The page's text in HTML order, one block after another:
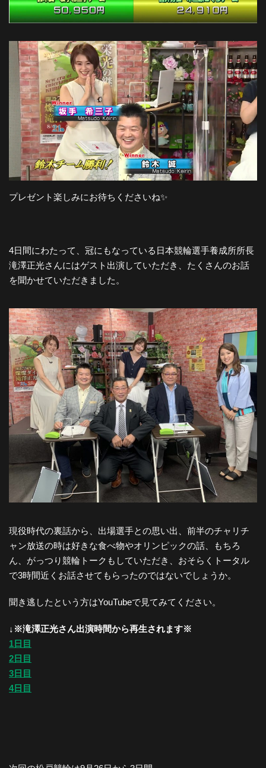
プレゼント楽しみにお待ちくださいね✨
4日間にわたって、冠にもなっている日本競輪選手養成所所長
滝澤正光さんにはゲスト出演していただき、たくさんのお話
を聞かせていただきました。
現役時代の裏話から、出場選手との思い出、前半のチャリチ
ャン放送の時は好きな食べ物やオリンピックの話、もちろ
ん、がっつり競輪トークもしていただき、おそらくトータル
で3時間近くお話させてもらったのではないでしょうか。
聞き逃したという方はYouTubeで見てみてください。
↓※滝澤正光さん出演時間から再生されます※
1日目
2日目
3日目
4日目